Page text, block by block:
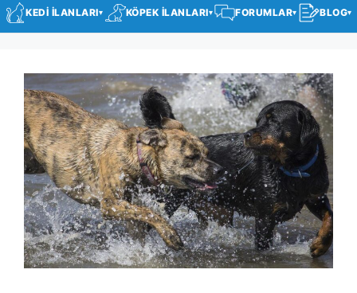
KEDİ İLANLARI▾ KÖPEK İLANLARI▾ FORUMLAR▾ BLOG▾